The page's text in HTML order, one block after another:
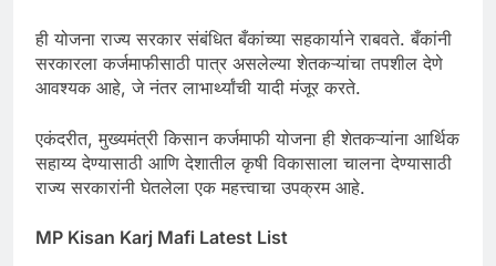
ही योजना राज्य सरकार संबंधित बँकांच्या सहकार्याने राबवते. बँकांनी
सरकारला कर्जमाफीसाठी पात्र असलेल्या शेतकऱ्यांचा तपशील देणे
आवश्यक आहे, जे नंतर लाभार्थ्यांची यादी मंजूर करते.
एकंदरीत, मुख्यमंत्री किसान कर्जमाफी योजना ही शेतकऱ्यांना आर्थिक
सहाय्य देण्यासाठी आणि देशातील कृषी विकासाला चालना देण्यासाठी
राज्य सरकारांनी घेतलेला एक महत्त्वाचा उपक्रम आहे.
MP Kisan Karj Mafi Latest List